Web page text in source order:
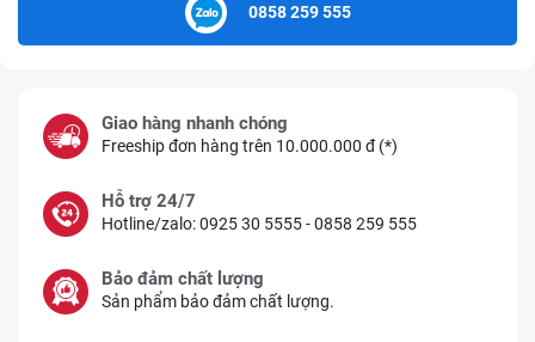
0858 259 555
Giao hàng nhanh chóng
Freeship đơn hàng trên 10.000.000 đ (*)
Hỗ trợ 24/7
Hotline/zalo: 0925 30 5555 - 0858 259 555
Bảo đảm chất lượng
Sản phẩm bảo đảm chất lượng.